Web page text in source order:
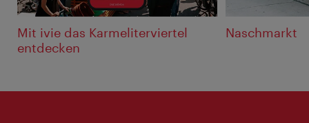
Mit ivie das Karmeliterviertel
entdecken
Naschmarkt